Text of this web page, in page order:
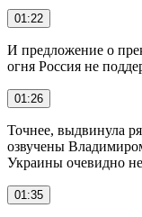
01:22
И предложение о
огня Россия не
01:26
Точнее, выдвинула
озвучены
Украины очевидно
01:35